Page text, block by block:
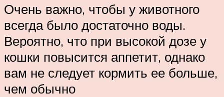
Очень важно, чтобы у животного
всегда было достаточно воды.
Вероятно, что при высокой дозе у
кошки повысится аппетит, однако
вам не следует кормить ее больше,
чем обычно